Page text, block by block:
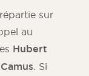
sur
au
Hubert
. Si